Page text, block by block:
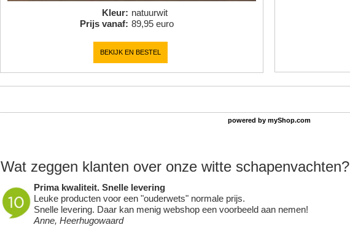
Kleur: natuurwit
Prijs vanaf: 89,95 euro
BEKIJK EN BESTEL
powered bymyShop.com
Wat zeggen klanten over onze witte schapenvachten?
Prima kwaliteit. Snelle levering
Leuke producten voor een "ouderwets" normale prijs.
Snelle levering. Daar kan menig webshop een voorbeeld aan nemen!
Anne, Heerhugowaard